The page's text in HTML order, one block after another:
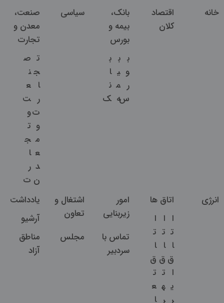
خانه
اقتصاد
کلان
بانک،
بیمه و
بورس
ب
و
ر
س
ب
ی
م
ه
ب
ا
ن
ک
سیاسی
صنعت،
معدن و
تجارت
ت
ج
ا
ر
ت
و
م
ع
د
ن
ص
ن
ع
ت
و
ت
ج
ا
ر
ت
انرژی
اتاق ها
ا
ت
ا
ق
ا
ی
ر
ا
ت
ا
ق
ت
ه
ر
ا
ت
ا
ق
ت
ع
ا
امور
زیربنایی
اشتغال و
تعاون
یادداشت
آرشیو
تماس با
سردبیر
مجلس
مناطق
آزاد